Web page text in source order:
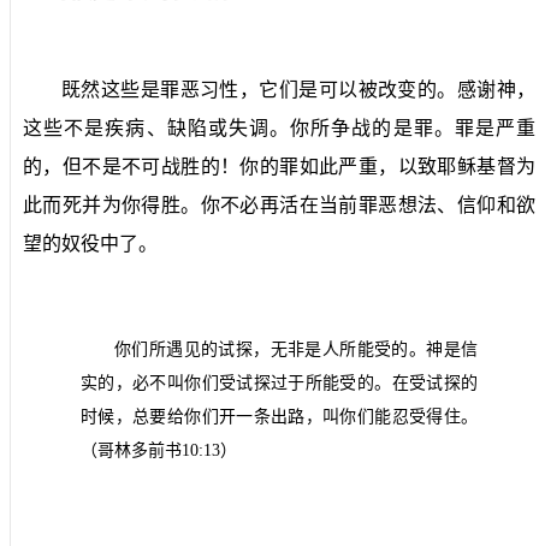
既然这些是罪恶习性，它们是可以被改变的。感谢神，
这些不是疾病、缺陷或失调。你所争战的是罪。罪是严重
的，但不是不可战胜的！你的罪如此严重，以致耶稣基督为
此而死并为你得胜。你不必再活在当前罪恶想法、信仰和欲
望的奴役中了。
你们所遇见的试探，无非是人所能受的。神是信
实的，必不叫你们受试探过于所能受的。在受试探的
时候，总要给你们开一条出路，叫你们能忍受得住。
（哥林多前书10:13）